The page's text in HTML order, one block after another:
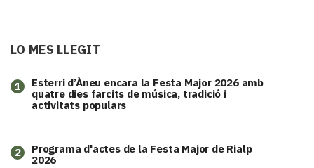
LO MÉS LLEGIT
1
Esterri d’Àneu encara la Festa Major 2026 amb
quatre dies farcits de música, tradició i
activitats populars
2
Programa d'actes de la Festa Major de Rialp
2026